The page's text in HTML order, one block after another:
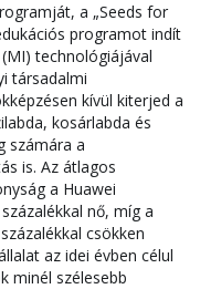
a „Seeds for
programot indít
technológiájával
társadalmi
kívül kiterjed a
kosárlabda és
számára a
is. Az átlagos
a Huawei
nő, míg a
csökken
az idei évben célul
minél szélesebb